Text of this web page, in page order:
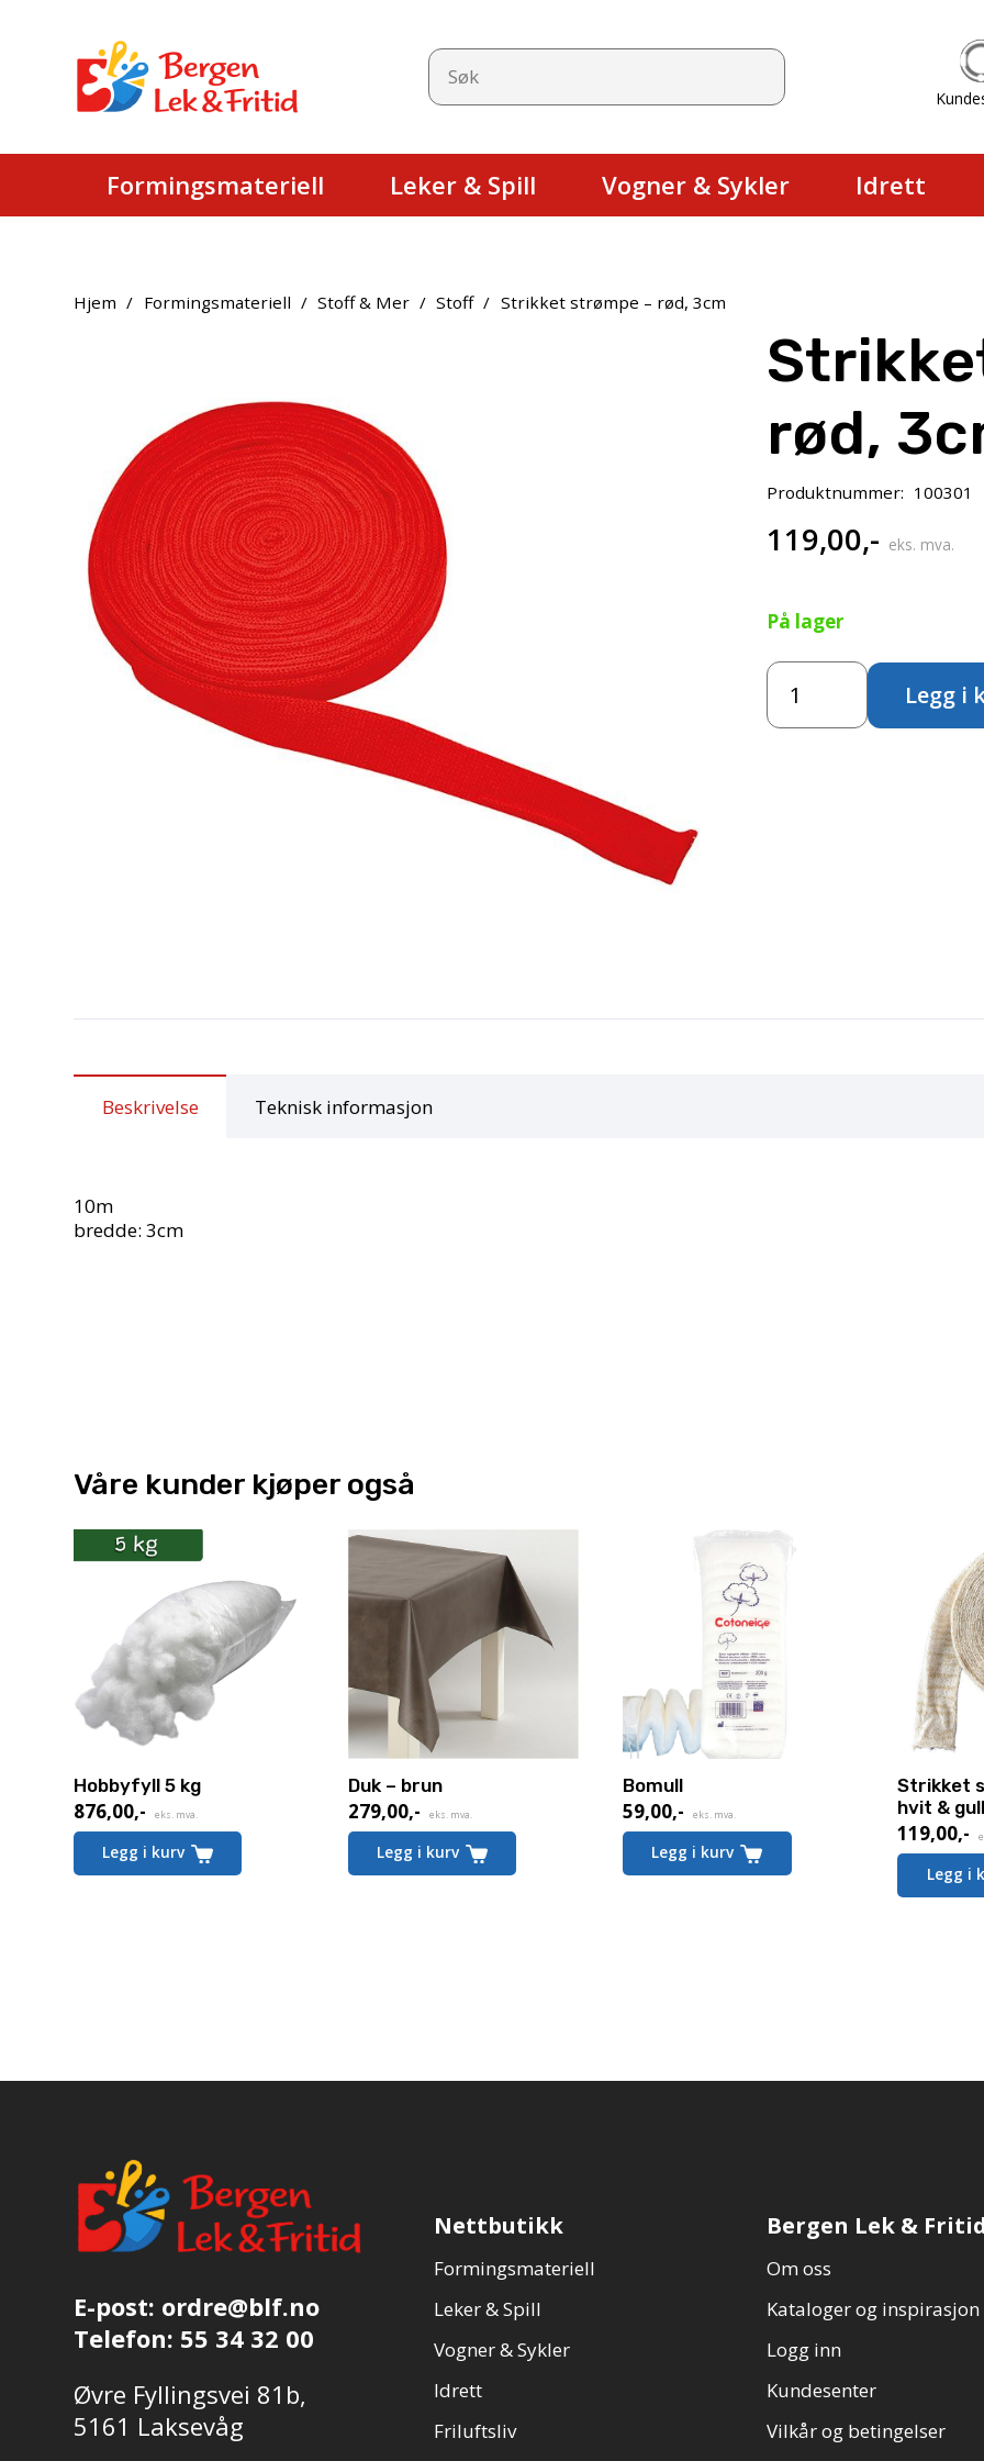
Formingsmateriell Leker & Spill Vogner & Sykler Idrett
Hjem / Formingsmateriell / Stoff & Mer / Stoff / Strikket strømpe – rød, 3cm
rød,
Produktnummer: 100301
119,00,- eks. mva.
På lager
Strikket
strømpe
-
Legg i
Beskrivelse Teknisk informasjon
10m
bredde: 3cm
Våre kunder kjøper også
Hobbyfyll 5 kg
876,00,- eks. mva.
Legg i kurv
Duk – brun
279,00,- eks. mva.
Legg i kurv
Bomull
59,00,- eks. mva.
Legg i kurv
Strikket
hvit &
119,00,-
Legg i
E-post: ordre@blf.no
Telefon: 55 34 32 00
Øvre Fyllingsvei 81b,
5161 Laksevåg
Nettbutikk
Formingsmateriell
Leker & Spill
Vogner & Sykler
Idrett
Friluftsliv
Bergen Lek &
Om oss
Kataloger og inspirasjon
Logg inn
Kundesenter
Vilkår og betingelser